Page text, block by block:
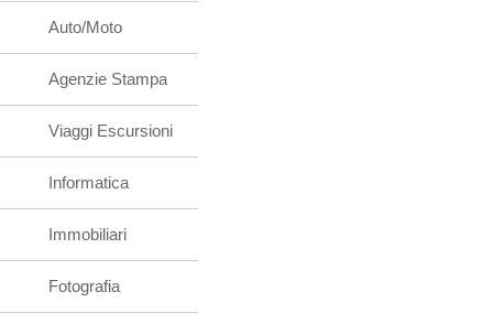
Auto/Moto
Agenzie Stampa
Viaggi Escursioni
Informatica
Immobiliari
Fotografia